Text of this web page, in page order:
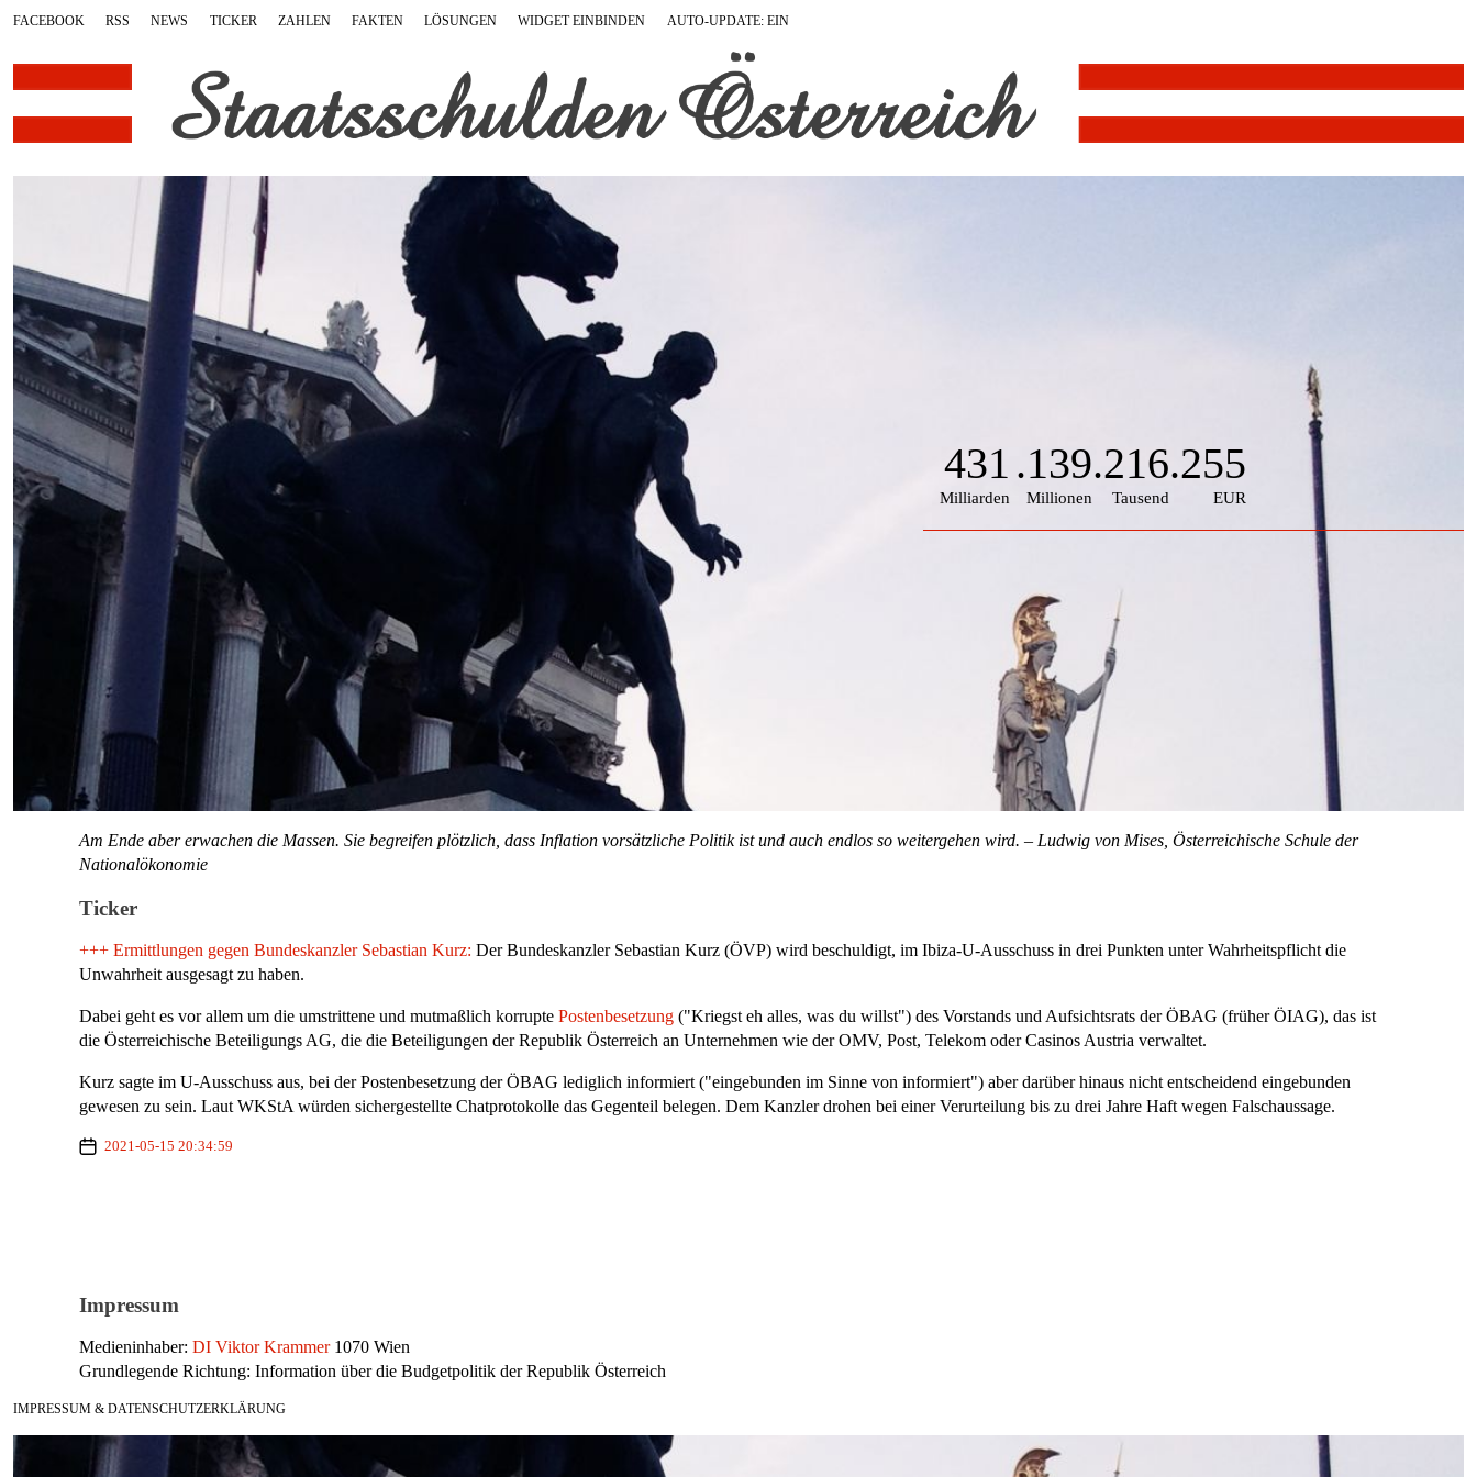
FACEBOOK RSS NEWS TICKER ZAHLEN FAKTEN LÖSUNGEN WIDGET EINBINDEN AUTO-UPDATE: EIN
.944
EUR
.216
Tausend
.139
Millionen
431
Milliarden
Am Ende aber erwachen die Massen. Sie begreifen plötzlich, dass Inflation vorsätzliche Politik ist und auch endlos so weitergehen wird. – Ludwig von Mises, Österreichische Schule der
Nationalökonomie
Ticker
+++ Ermittlungen gegen Bundeskanzler Sebastian Kurz: Der Bundeskanzler Sebastian Kurz (ÖVP) wird beschuldigt, im Ibiza-U-Ausschuss in drei Punkten unter Wahrheitspflicht die
Unwahrheit ausgesagt zu haben.
Dabei geht es vor allem um die umstrittene und mutmaßlich korrupte Postenbesetzung ("Kriegst eh alles, was du willst") des Vorstands und Aufsichtsrats der ÖBAG (früher ÖIAG), das ist
die Österreichische Beteiligungs AG, die die Beteiligungen der Republik Österreich an Unternehmen wie der OMV, Post, Telekom oder Casinos Austria verwaltet.
Kurz sagte im U-Ausschuss aus, bei der Postenbesetzung der ÖBAG lediglich informiert ("eingebunden im Sinne von informiert") aber darüber hinaus nicht entscheidend eingebunden
gewesen zu sein. Laut WKStA würden sichergestellte Chatprotokolle das Gegenteil belegen. Dem Kanzler drohen bei einer Verurteilung bis zu drei Jahre Haft wegen Falschaussage.
2021-05-15 20:34:59
Impressum
Medieninhaber: DI Viktor Krammer1070 Wien
Grundlegende Richtung: Information über die Budgetpolitik der Republik Österreich
IMPRESSUM & DATENSCHUTZERKLÄRUNG